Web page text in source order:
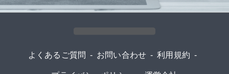
よくあるご質問 - お問い合わせ - 利用規約 -